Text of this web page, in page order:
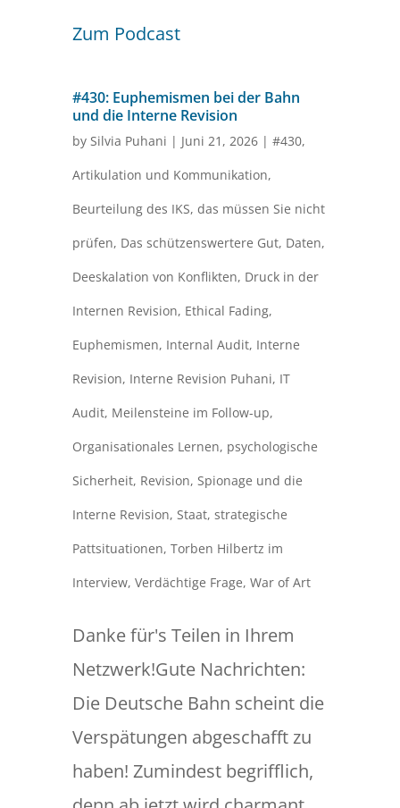
Zum Podcast
#430: Euphemismen bei der Bahn
und die Interne Revision
by Silvia Puhani | Juni 21, 2026| #430,
Artikulation und Kommunikation,
Beurteilung des IKS, das müssen Sie nicht
prüfen, Das schützenswertere Gut, Daten,
Deeskalation von Konflikten, Druck in der
Internen Revision, Ethical Fading,
Euphemismen, Internal Audit, Interne
Revision, Interne Revision Puhani, IT
Audit, Meilensteine im Follow-up,
Organisationales Lernen, psychologische
Sicherheit, Revision, Spionage und die
Interne Revision, Staat, strategische
Pattsituationen, Torben Hilbertz im
Interview, Verdächtige Frage, War of Art
Danke für's Teilen in Ihrem
Netzwerk!Gute Nachrichten:
Die Deutsche Bahn scheint die
Verspätungen abgeschafft zu
haben! Zumindest begrifflich,